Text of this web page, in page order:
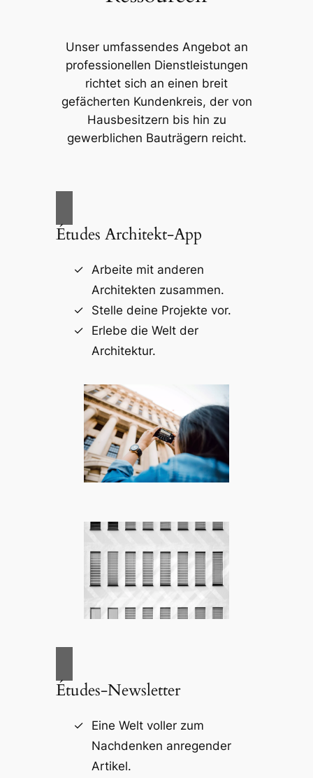
Unser umfassendes Angebot an
professionellen Dienstleistungen
richtet sich an einen breit
gefächerten Kundenkreis, der von
Hausbesitzern bis hin zu
gewerblichen Bauträgern reicht.
Études Architekt-App
Arbeite mit anderen
Architekten zusammen.
Stelle deine Projekte vor.
Erlebe die Welt der
Architektur.
Études-Newsletter
Eine Welt voller zum
Nachdenken anregender
Artikel.